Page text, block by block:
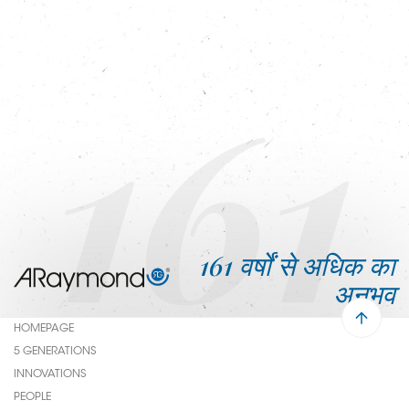
161
161 वर्षों से अधिक का
अनुभव
Menu
Pied
HOMEPAGE
5 GENERATIONS
INNOVATIONS
PEOPLE